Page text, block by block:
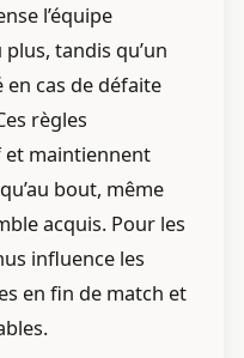
l’équipe
tandis qu’un
cas de défaite
règles
et maintiennent
bout, même
acquis. Pour les
influence les
en fin de match et